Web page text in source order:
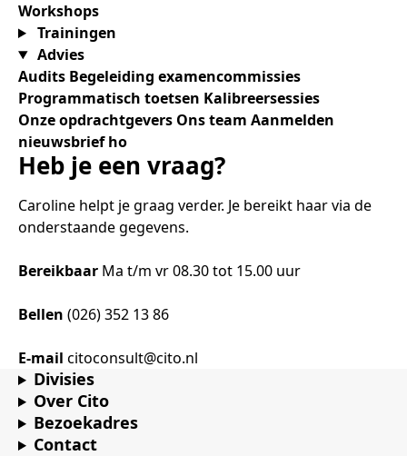
Workshops
Trainingen
Advies
Audits Begeleiding examencommissies
Programmatisch toetsen Kalibreersessies
Onze opdrachtgevers Ons team Aanmelden
nieuwsbrief ho
Heb je een vraag?
Caroline helpt je graag verder. Je bereikt haar via de
onderstaande gegevens.
Bereikbaar Ma t/m vr 08.30 tot 15.00 uur
Bellen (026) 352 13 86
E-mail citoconsult@cito.nl
Divisies
Over Cito
Bezoekadres
Contact